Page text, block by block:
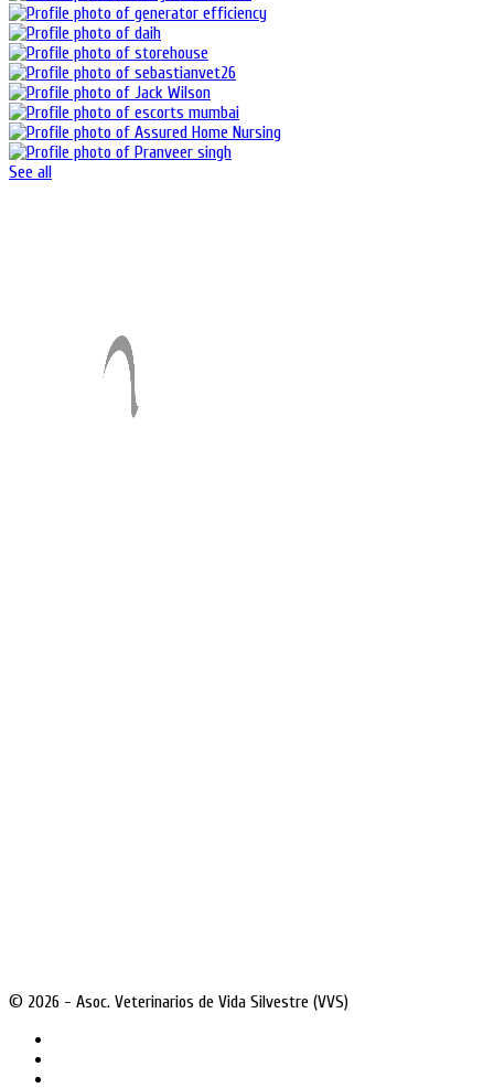
See all
© 2026 - Asoc. Veterinarios de Vida Silvestre (VVS)